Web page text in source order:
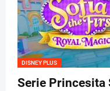
DISNEY PLUS
Serie Princesita